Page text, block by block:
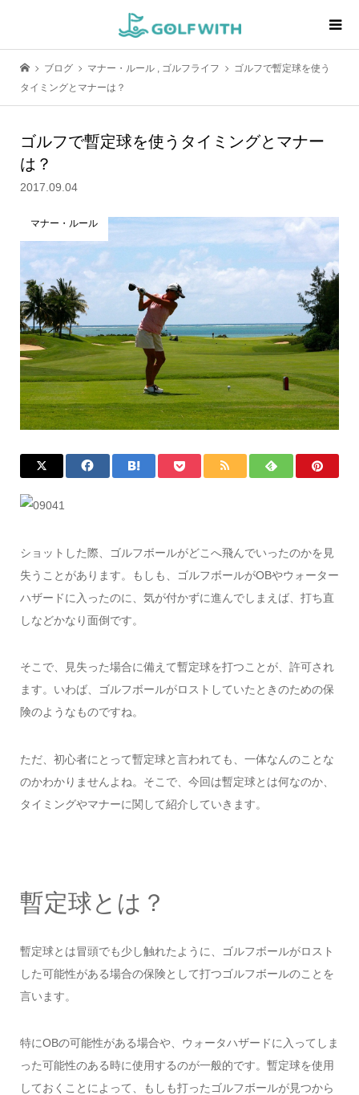
ブログ マナー・ルール , ゴルフライフ
ゴルフで暫定球を使う
タイミングとマナーは？
ゴルフで暫定球を使うタイミングとマナー
は？
2017.09.04
マナー・ルール
ショットした際、ゴルフボールがどこへ飛んでいったのかを見
失うことがあります。もしも、ゴルフボールがOBやウォーター
ハザードに入ったのに、気が付かずに進んでしまえば、打ち直
しなどかなり面倒です。
そこで、見失った場合に備えて暫定球を打つことが、許可され
ます。いわば、ゴルフボールがロストしていたときのための保
険のようなものですね。
ただ、初心者にとって暫定球と言われても、一体なんのことな
のかわかりませんよね。そこで、今回は暫定球とは何なのか、
タイミングやマナーに関して紹介していきます。
暫定球とは？
暫定球とは冒頭でも少し触れたように、ゴルフボールがロスト
した可能性がある場合の保険として打つゴルフボールのことを
言います。
特にOBの可能性がある場合や、ウォータハザードに入ってしま
った可能性のある時に使用するのが一般的です。暫定球を使用
しておくことによって、もしも打ったゴルフボールが見つから